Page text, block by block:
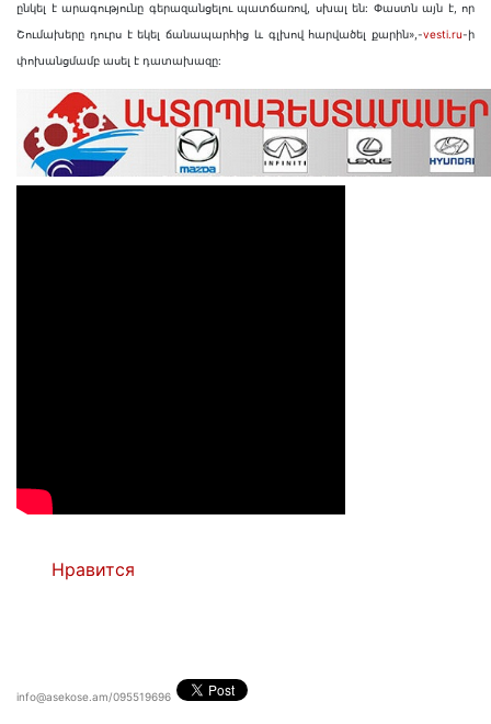
ընկել է արագությունը գերազանցելու պատճառով, սխալ են: Փաստն այն է, որ
Շումախերը դուրս է եկել ճանապարհից և գլխով հարվածել քարին»,-vesti.ru-ի
փոխանցմամբ ասել է դատախազը:
Нравится
info@asekose.am/095519696